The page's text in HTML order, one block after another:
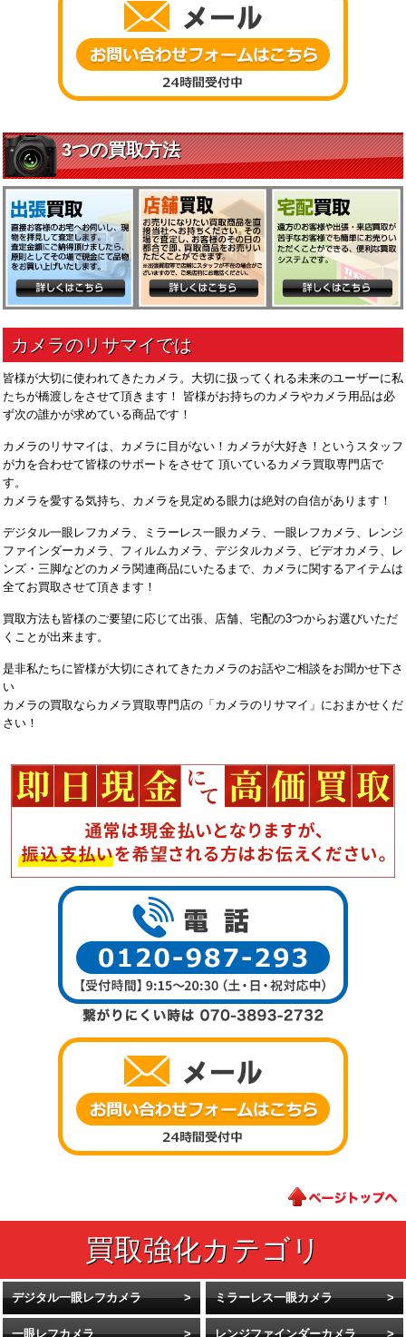
皆様が大切に使われてきたカメラ。大切に扱ってくれる未来のユーザーに私
たちが橋渡しをさせて頂きます！ 皆様がお持ちのカメラやカメラ用品は必
ず次の誰かが求めている商品です！
カメラのリサマイは、カメラに目がない！カメラが大好き！というスタッフ
が力を合わせて皆様のサポートをさせて 頂いているカメラ買取専門店で
す。
カメラを愛する気持ち、カメラを見定める眼力は絶対の自信があります！
デジタル一眼レフカメラ、ミラーレス一眼カメラ、一眼レフカメラ、レンジ
ファインダーカメラ、フィルムカメラ、デジタルカメラ、ビデオカメラ、レ
ンズ・三脚などのカメラ関連商品にいたるまで、カメラに関するアイテムは
全てお買取させて頂きます！
買取方法も皆様のご要望に応じて出張、店舗、宅配の3つからお選びいただ
くことが出来ます。
是非私たちに皆様が大切にされてきたカメラのお話やご相談をお聞かせ下さ
い
カメラの買取ならカメラ買取専門店の「カメラのリサマイ」におまかせくだ
さい！
デジタル一眼レフカメラ ミラーレス一眼カメラ
一眼レフカメラ レンジファインダーカメラ